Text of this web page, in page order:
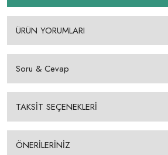
ÜRÜN YORUMLARI
Soru & Cevap
TAKSİT SEÇENEKLERİ
ÖNERİLERİNİZ